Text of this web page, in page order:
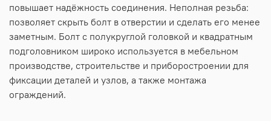
повышает надёжность соединения. Неполная резьба:
позволяет скрыть болт в отверстии и сделать его менее
заметным. Болт с полукруглой головкой и квадратным
подголовником широко используется в мебельном
производстве, строительстве и приборостроении для
фиксации деталей и узлов, а также монтажа
ограждений.